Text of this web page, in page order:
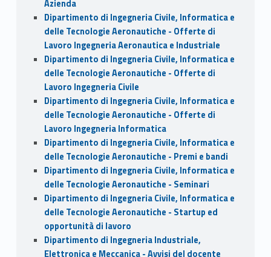
Azienda
Dipartimento di Ingegneria Civile, Informatica e
delle Tecnologie Aeronautiche - Offerte di
Lavoro Ingegneria Aeronautica e Industriale
Dipartimento di Ingegneria Civile, Informatica e
delle Tecnologie Aeronautiche - Offerte di
Lavoro Ingegneria Civile
Dipartimento di Ingegneria Civile, Informatica e
delle Tecnologie Aeronautiche - Offerte di
Lavoro Ingegneria Informatica
Dipartimento di Ingegneria Civile, Informatica e
delle Tecnologie Aeronautiche - Premi e bandi
Dipartimento di Ingegneria Civile, Informatica e
delle Tecnologie Aeronautiche - Seminari
Dipartimento di Ingegneria Civile, Informatica e
delle Tecnologie Aeronautiche - Startup ed
opportunità di lavoro
Dipartimento di Ingegneria Industriale,
Elettronica e Meccanica - Avvisi del docente